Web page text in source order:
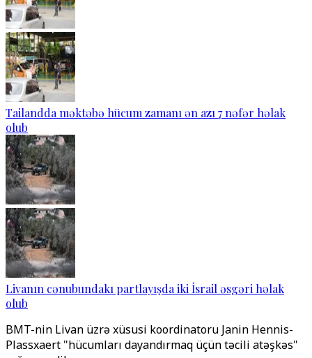
Tailandda məktəbə hücum zamanı ən azı 7 nəfər həlak
olub
Livanın cənubundakı partlayışda iki İsrail əsgəri həlak
olub
BMT-nin Livan üzrə xüsusi koordinatoru Janin Hennis-
Plassxaert "hücumları dayandırmaq üçün təcili atəşkəs"